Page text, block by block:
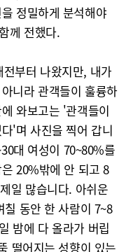
정밀하게 분석해야
께 전했다.
부터 나왔지만, 내가
니라 관객들이 훌륭하
와보고는 '관객들이
'며 사진을 찍어 갑니
대 여성이 70~80%를
20%밖에 안 되고 8
일 많습니다. 아쉬운
동안 한 사람이 7~8
밤에 다 올라가 버립
떨어지는 성향이 있는